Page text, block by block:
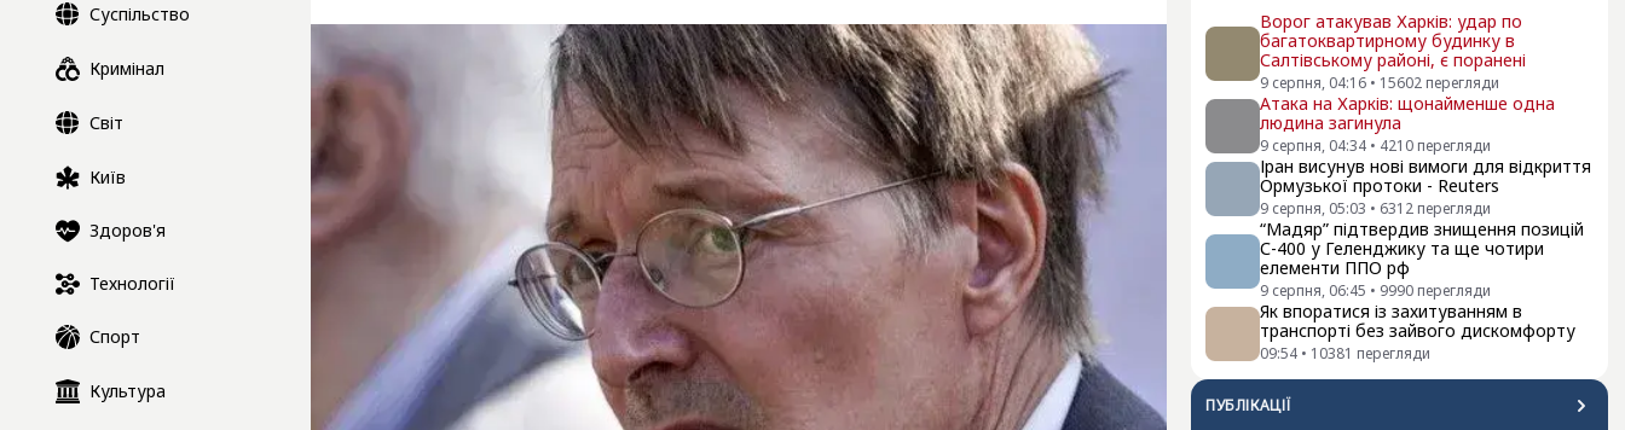
Суспільство
Кримінал
Світ
Київ
Здоров'я
Технології
Спорт
Культура
Ворог атакував Харків: удар по
багатоквартирному будинку в
Салтівському районі, є поранені
9 серпня, 04:16 • 15602 перегляди
Атака на Харків: щонайменше одна
людина загинула
9 серпня, 04:34 • 4210 перегляди
Іран висунув нові вимоги для відкриття
Ормузької протоки - Reuters
9 серпня, 05:03 • 6312 перегляди
“Мадяр” підтвердив знищення позицій
С-400 у Геленджику та ще чотири
елементи ППО рф
9 серпня, 06:45 • 9990 перегляди
Як впоратися із захитуванням в
транспорті без зайвого дискомфорту
09:54 • 10381 перегляди
ПУБЛІКАЦІЇ